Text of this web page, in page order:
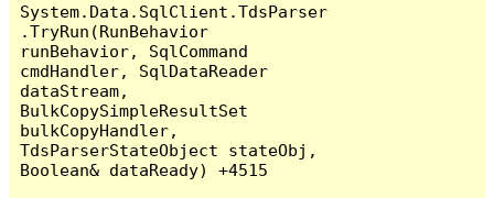
System.Data.SqlClient.TdsParser
.TryRun(RunBehavior
runBehavior, SqlCommand
cmdHandler, SqlDataReader
dataStream,
BulkCopySimpleResultSet
bulkCopyHandler,
TdsParserStateObject stateObj,
Boolean& dataReady) +4515